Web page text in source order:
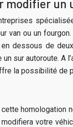
modifier
van ou un
dessous de
sur autoroute. A
la possibilité de
votre